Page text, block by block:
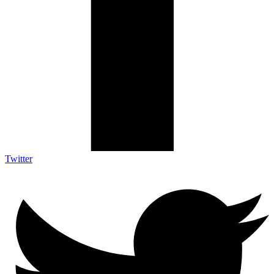
Twitter